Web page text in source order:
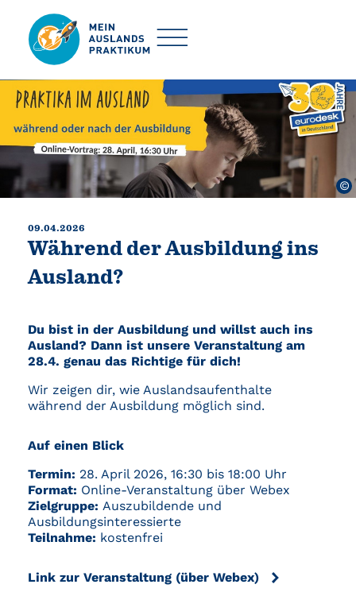
©
09.04.2026
Während der Ausbildung ins
Ausland?
Du bist in der Ausbildung und willst auch ins
Ausland? Dann ist unsere Veranstaltung am
28.4. genau das Richtige für dich!
Wir zeigen dir, wie Auslandsaufenthalte
während der Ausbildung möglich sind.
Auf einen Blick
Termin: 28. April 2026, 16:30 bis 18:00 Uhr
Format: Online-Veranstaltung über Webex
Zielgruppe: Auszubildende und
Ausbildungsinteressierte
Teilnahme: kostenfrei
Link zur Veranstaltung (über Webex)